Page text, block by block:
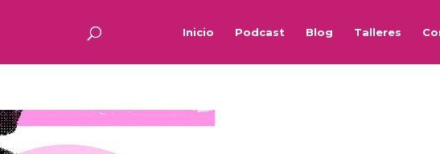
Inicio Podcast Blog Talleres